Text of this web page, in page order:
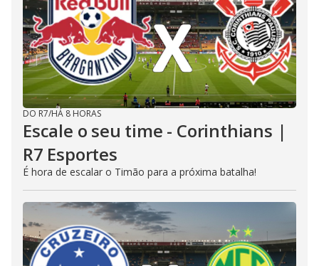
DO R7/HÁ 8 HORAS
Escale o seu time - Corinthians |
R7 Esportes
É hora de escalar o Timão para a próxima batalha!